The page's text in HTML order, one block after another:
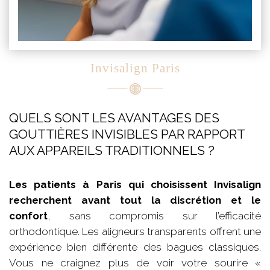
Invisalign Paris
QUELS SONT LES AVANTAGES DES
GOUTTIÈRES INVISIBLES PAR RAPPORT
AUX APPAREILS TRADITIONNELS ?
Les patients à Paris qui choisissent Invisalign
recherchent avant tout la discrétion et le
confort, sans compromis sur l’efficacité
orthodontique. Les aligneurs transparents offrent une
expérience bien différente des bagues classiques.
Vous ne craignez plus de voir votre sourire «